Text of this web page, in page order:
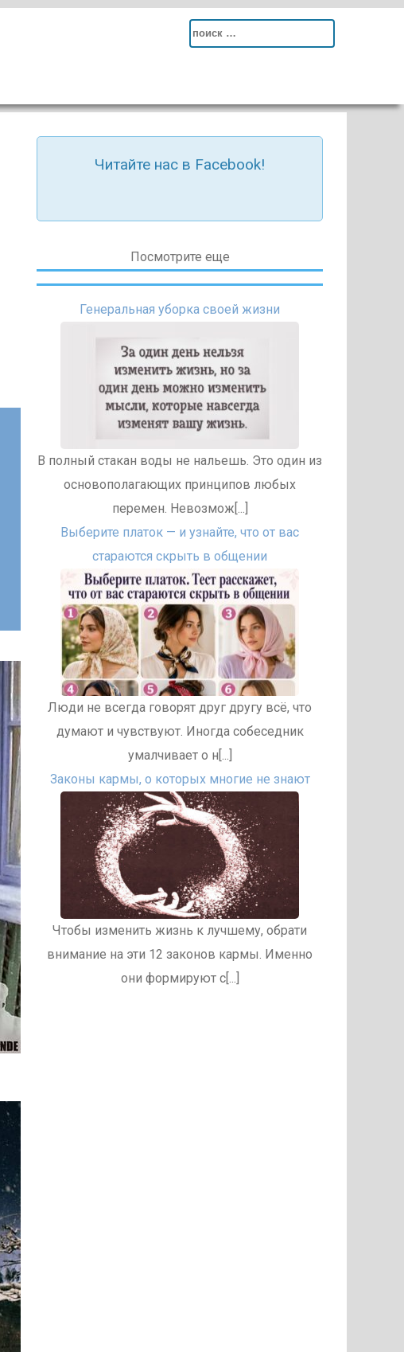
Search
Читайте нас в Facebook!
Посмотрите еще
Генеральная уборка своей жизни
В полный стакан воды не нальешь. Это один из
основополагающих принципов любых
перемен. Невозмож[...]
Выберите платок — и узнайте, что от вас
стараются скрыть в общении
Люди не всегда говорят друг другу всё, что
думают и чувствуют. Иногда собеседник
умалчивает о н[...]
Законы кармы, о которых многие не знают
Чтобы изменить жизнь к лучшему, обрати
внимание на эти 12 законов кармы. Именно
они формируют с[...]